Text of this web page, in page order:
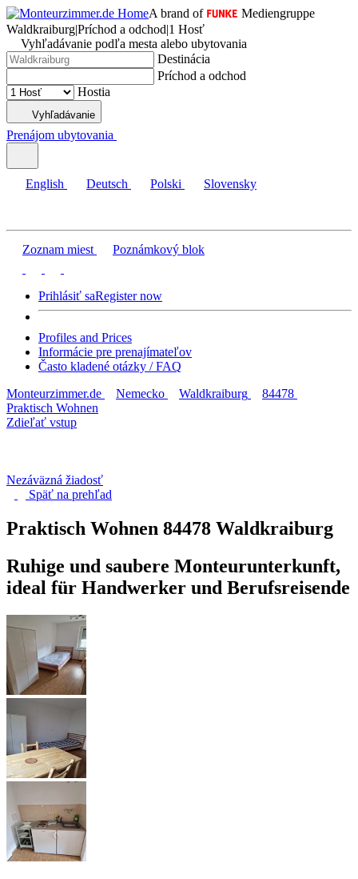
A brand of
Mediengruppe
Waldkraiburg|Príchod a odchod|1 Hosť
Vyhľadávanie podľa mesta alebo ubytovania
Destinácia
Príchod a odchod
Hostia
Vyhľadávanie
Prenájom ubytovania
English Deutsch Polski Slovensky
Zoznam miest Poznámkový blok
Prihlásiť saRegister now
Profiles and Prices
Informácie pre prenajímateľov
Často kladené otázky / FAQ
Monteurzimmer.de
Nemecko Waldkraiburg
84478
Praktisch Wohnen
Zdieľať vstup
Nezáväzná žiadosť
Späť na prehľad
Praktisch Wohnen 84478 Waldkraiburg
Ruhige und saubere Monteurunterkunft,
ideal für Handwerker und Berufsreisende